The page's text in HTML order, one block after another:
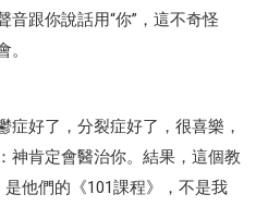
跟你說話用“你”，這不奇怪
症好了，分裂症好了，很喜樂，
神肯定會醫治你。結果，這個教
他們的《101課程》，不是我